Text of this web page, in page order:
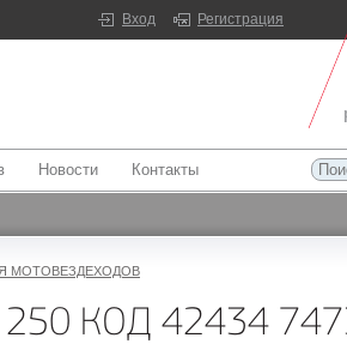
Вход Регистрация
Новости Контакты
МОТОВЕЗДЕХОДОВ
КОД 42434